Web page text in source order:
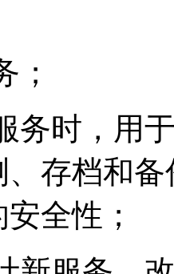
；
务时，用
存档和
全性；